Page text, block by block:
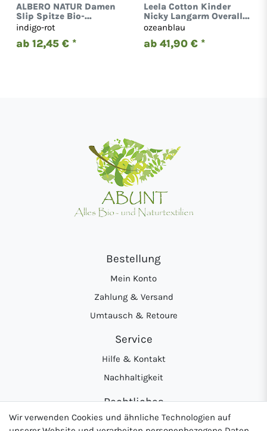
ALBERO NATUR Damen
Slip Spitze Bio-
Baumwolle Bikinislip
Unterwäsche 1111
indigo-rot
ab 12,45 € *
Leela Cotton Kinder
Nicky Langarm Overall
Bio-Baumwolle
ozeanblau
ab 41,90 € *
Bestellung
Mein Konto
Zahlung & Versand
Umtausch & Retoure
Service
Hilfe & Kontakt
Nachhaltigkeit
Rechtliches
AGB
Wir verwenden Cookies und ähnliche Technologien auf